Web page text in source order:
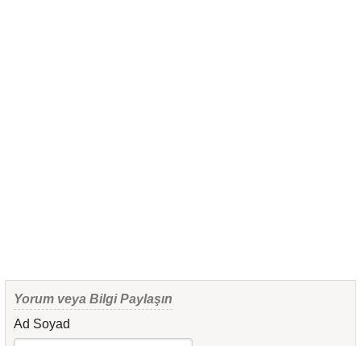
Yorum veya Bilgi Paylaşın
Ad Soyad